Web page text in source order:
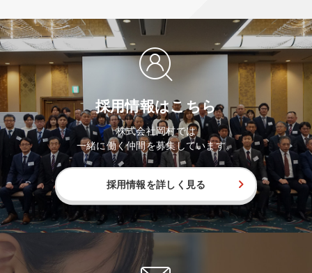
採用情報はこちら
株式会社岡村では
一緒に働く仲間を募集しています。
採用情報を詳しく見る